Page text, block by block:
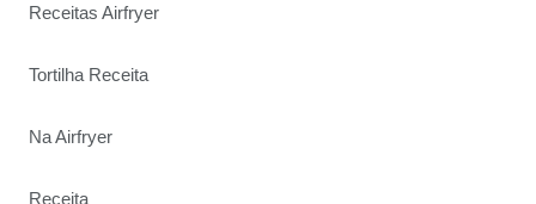
Receitas Airfryer
Tortilha Receita
Na Airfryer
Receita